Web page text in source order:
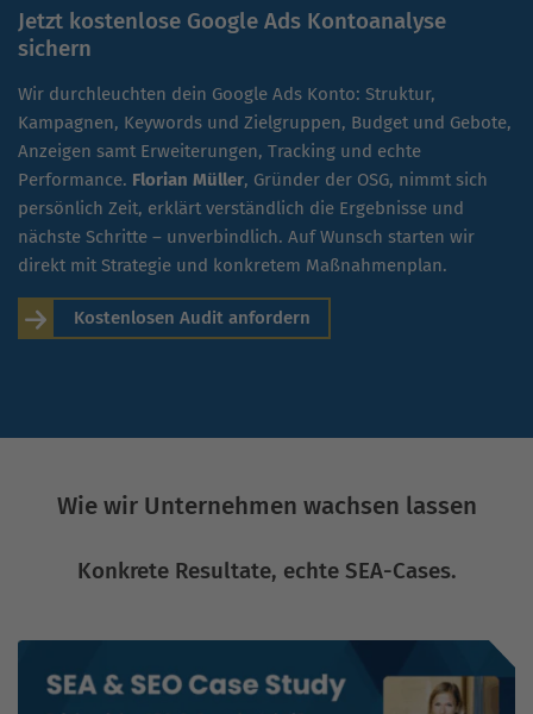
Jetzt kostenlose Google Ads Kontoanalyse
sichern
Wir durchleuchten dein Google Ads Konto: Struktur,
Kampagnen, Keywords und Zielgruppen, Budget und Gebote,
Anzeigen samt Erweiterungen, Tracking und echte
Performance. Florian Müller, Gründer der OSG, nimmt sich
persönlich Zeit, erklärt verständlich die Ergebnisse und
nächste Schritte – unverbindlich. Auf Wunsch starten wir
direkt mit Strategie und konkretem Maßnahmenplan.
Kostenlosen Audit anfordern
Wie wir Unternehmen wachsen lassen
Konkrete Resultate, echte SEA-Cases.